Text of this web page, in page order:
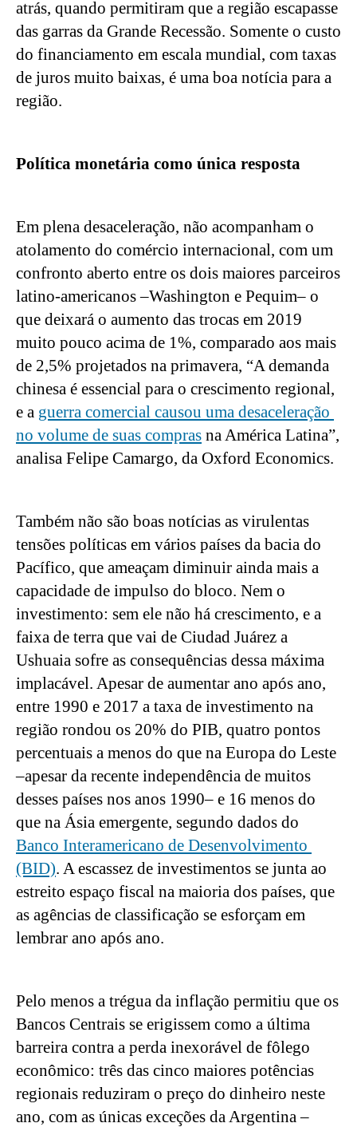
atrás, quando permitiram que a região escapasse
das garras da Grande Recessão. Somente o custo
do financiamento em escala mundial, com taxas
de juros muito baixas, é uma boa notícia para a
região.
Política monetária como única resposta
Em plena desaceleração, não acompanham o
atolamento do comércio internacional, com um
confronto aberto entre os dois maiores parceiros
latino-americanos –Washington e Pequim– o
que deixará o aumento das trocas em 2019
muito pouco acima de 1%, comparado aos mais
de 2,5% projetados na primavera, “A demanda
chinesa é essencial para o crescimento regional,
e a guerra comercial causou uma desaceleração
no volume de suas compras na América Latina”,
analisa Felipe Camargo, da Oxford Economics.
Também não são boas notícias as virulentas
tensões políticas em vários países da bacia do
Pacífico, que ameaçam diminuir ainda mais a
capacidade de impulso do bloco. Nem o
investimento: sem ele não há crescimento, e a
faixa de terra que vai de Ciudad Juárez a
Ushuaia sofre as consequências dessa máxima
implacável. Apesar de aumentar ano após ano,
entre 1990 e 2017 a taxa de investimento na
região rondou os 20% do PIB, quatro pontos
percentuais a menos do que na Europa do Leste
–apesar da recente independência de muitos
desses países nos anos 1990– e 16 menos do
Banco Interamericano de Desenvolvimento
(BID). A escassez de investimentos se junta ao
estreito espaço fiscal na maioria dos países, que
as agências de classificação se esforçam em
lembrar ano após ano.
Pelo menos a trégua da inflação permitiu que os
Bancos Centrais se erigissem como a última
barreira contra a perda inexorável de fôlego
econômico: três das cinco maiores potências
regionais reduziram o preço do dinheiro neste
ano, com as únicas exceções da Argentina –